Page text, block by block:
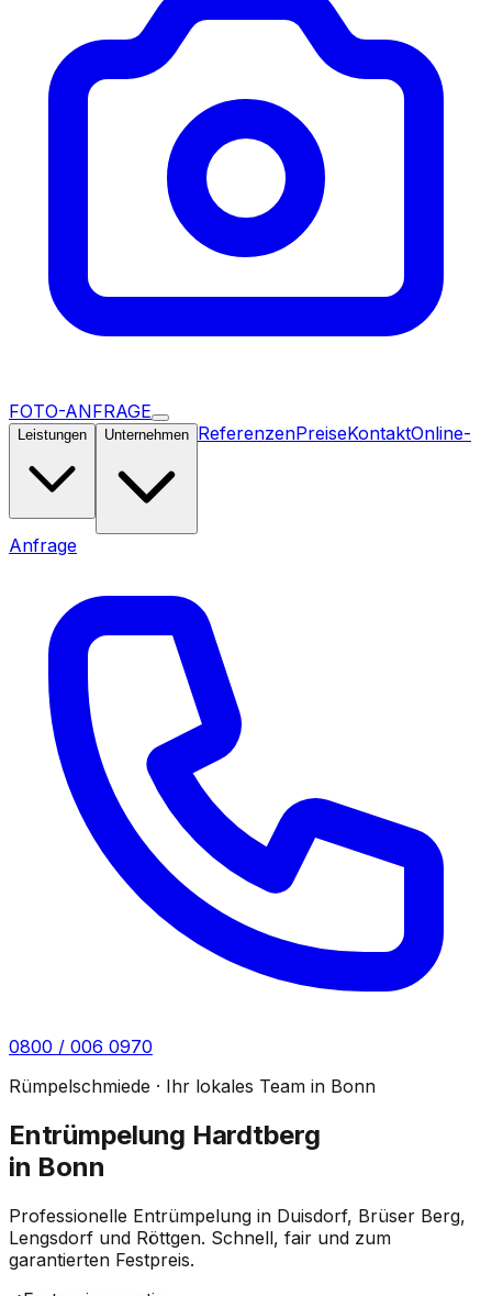
FOTO-ANFRAGE
Leistungen Unternehmen ReferenzenPreiseKontaktOnline-
Anfrage
0800 / 006 0970
Rümpelschmiede · Ihr lokales Team in Bonn
Entrümpelung Hardtberg
in Bonn
Professionelle Entrümpelung in Duisdorf, Brüser Berg,
Lengsdorf und Röttgen. Schnell, fair und zum
garantierten Festpreis.